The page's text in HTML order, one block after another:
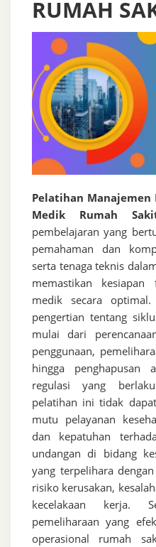
RUMAH
Pelatihan Manajemen
Medik Rumah
pembelajaran yang
pemahaman dan
serta tenaga teknis
memastikan
medik secara
pengertian tentang
mulai dari
penggunaan,
hingga penghapusan
regulasi yang
pelatihan ini tidak
mutu pelayanan
dan kepatuhan
undangan di bidang
yang terpelihara
risiko kerusakan,
kecelakaan kerja.
pemeliharaan yang
operasional rumah